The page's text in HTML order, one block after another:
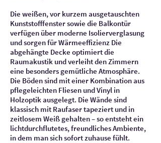
Die weißen, vor kurzem ausgetauschten
Kunststofffenster sowie die Balkontür
verfügen über moderne Isolierverglasung
und sorgen für Wärmeeffizienz Die
abgehängte Decke optimiert die
Raumakustik und verleiht den Zimmern
eine besonders gemütliche Atmosphäre.
Die Böden sind mit einer Kombination aus
pflegeleichten Fliesen und Vinyl in
Holzoptik ausgelegt. Die Wände sind
klassisch mit Raufaser tapeziert und in
zeitlosem Weiß gehalten – so entsteht ein
lichtdurchflutetes, freundliches Ambiente,
in dem man sich sofort zuhause fühlt.